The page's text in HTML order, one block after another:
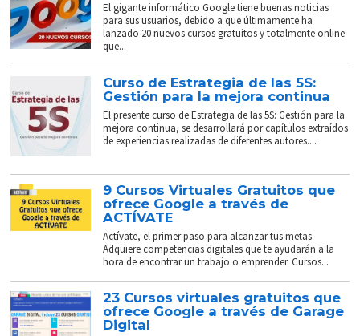
El gigante informático Google tiene buenas noticias
para sus usuarios, debido a que últimamente ha
lanzado 20 nuevos cursos gratuitos y totalmente online
que...
Curso de Estrategia de las 5S:
Gestión para la mejora continua
El presente curso de Estrategia de las 5S: Gestión para la
mejora continua, se desarrollará por capítulos extraídos
de experiencias realizadas de diferentes autores....
9 Cursos Virtuales Gratuitos que
ofrece Google a través de
ACTÍVATE
Actívate, el primer paso para alcanzar tus metas
Adquiere competencias digitales que te ayudarán a la
hora de encontrar un trabajo o emprender. Cursos...
23 Cursos virtuales gratuitos que
ofrece Google a través de Garage
Digital